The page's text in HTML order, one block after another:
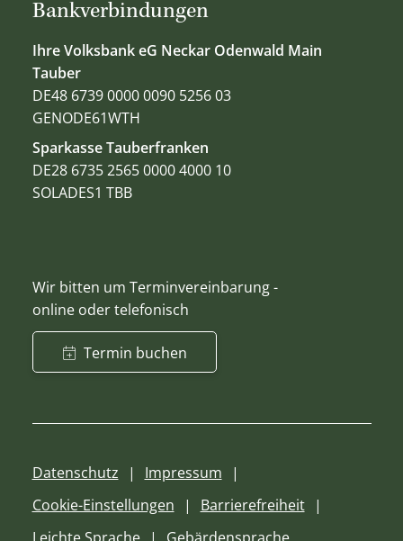
Bankverbindungen
Ihre Volksbank eG Neckar Odenwald Main
Tauber
DE48 6739 0000 0090 5256 03
GENODE61WTH
Sparkasse Tauberfranken
DE28 6735 2565 0000 4000 10
SOLADES1 TBB
Wir bitten um Terminvereinbarung -
online oder telefonisch
Termin buchen
Datenschutz
Impressum
Cookie-Einstellungen
Barrierefreiheit